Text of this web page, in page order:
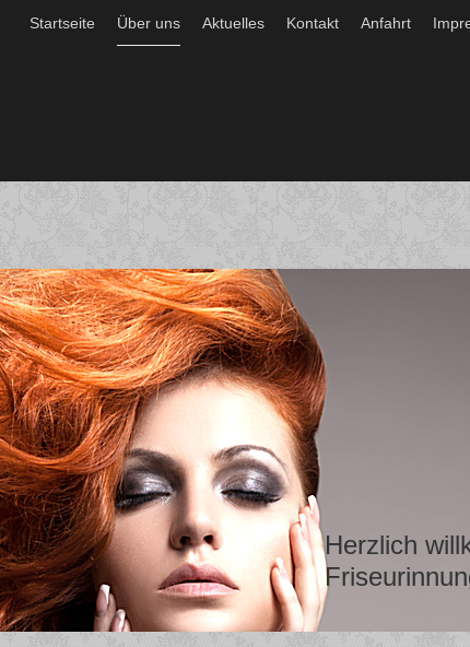
Startseite Über uns Aktuelles Kontakt Anfahrt
Herzlich